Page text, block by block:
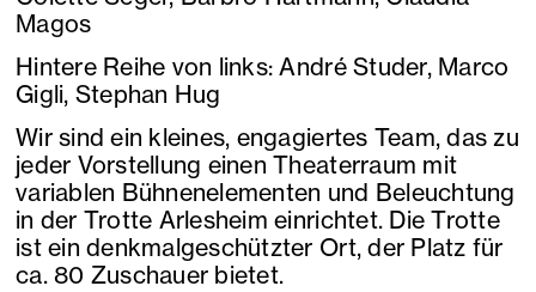
Magos
Hintere Reihe von links: André Studer, Marco
Gigli, Stephan Hug
Wir sind ein kleines, engagiertes Team, das zu
jeder Vorstellung einen Theaterraum mit
variablen Bühnenelementen und Beleuchtung
in der Trotte Arlesheim einrichtet. Die Trotte
ist ein denkmalgeschützter Ort, der Platz für
ca. 80 Zuschauer bietet.